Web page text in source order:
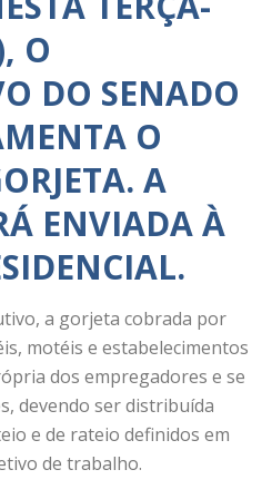
O
DO SENADO
O
A
ENVIADA À
a gorjeta cobrada por
motéis e estabelecimentos
dos empregadores e se
devendo ser distribuída
e de rateio definidos em
de trabalho.